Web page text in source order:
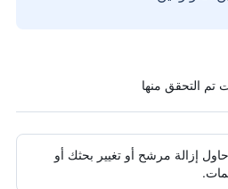
إزالة مرشح أو تغيير بحثك أو